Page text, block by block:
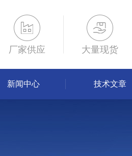
厂家供应 大量现货
新闻中心 技术文章